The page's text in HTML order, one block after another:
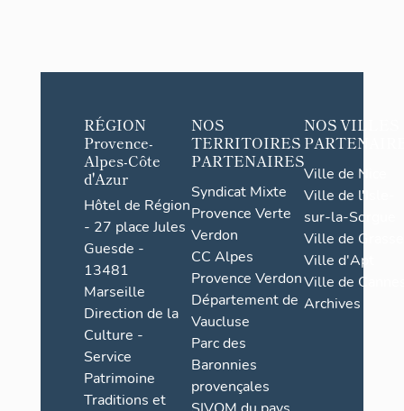
RÉGION
Provence-
Alpes-Côte
d'Azur
Hôtel de Région
- 27 place Jules
Guesde -
13481
Marseille
Direction de la
Culture -
Service
Patrimoine
Traditions et
NOS
TERRITOIRES
PARTENAIRES
Syndicat Mixte
Provence Verte
Verdon
CC Alpes
Provence Verdon
Département de
Vaucluse
Parc des
Baronnies
provençales
NOS VILLES
Ville de Nice
Ville de l'Isle-
sur-la-Sorgue
Ville de Grasse
Ville d'Apt
Ville de
Archives